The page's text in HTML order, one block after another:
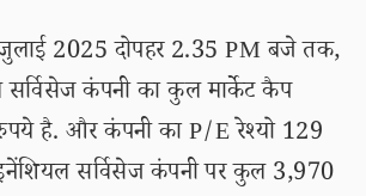
2025 दोपहर 2.35 PM बजे तक,
कंपनी का कुल मार्केट कैप
है. और कंपनी का P/E रेश्यो 129
सर्विसेज कंपनी पर कुल 3,970